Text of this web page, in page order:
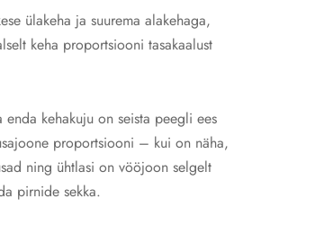
ülakeha ja suurema alakehaga,
keha proportsiooni tasakaalust
enda kehakuju on seista peegli ees
proportsiooni – kui on näha,
ning ühtlasi on vööjoon selgelt
pirnide sekka.